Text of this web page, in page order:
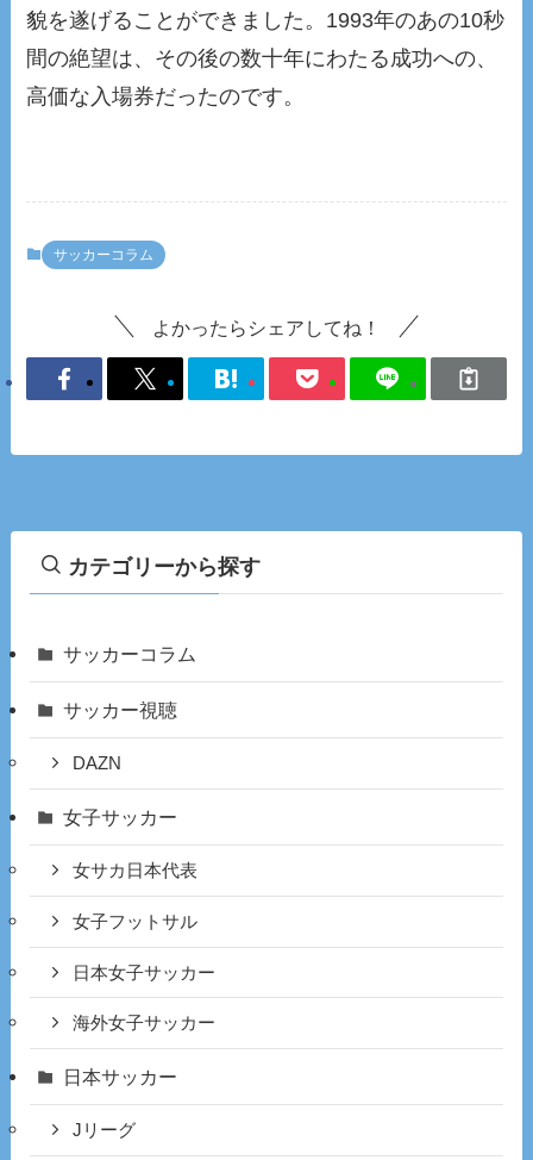
貌を遂げることができました。1993年のあの10秒
間の絶望は、その後の数十年にわたる成功への、
高価な入場券だったのです。
サッカーコラム
よかったらシェアしてね！
カテゴリーから探す
サッカーコラム
サッカー視聴
DAZN
女子サッカー
女サカ日本代表
女子フットサル
日本女子サッカー
海外女子サッカー
日本サッカー
Jリーグ